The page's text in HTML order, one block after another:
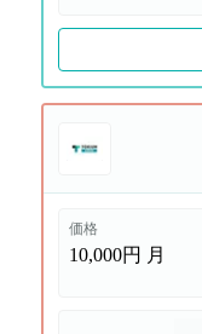
価格
10,000円 月